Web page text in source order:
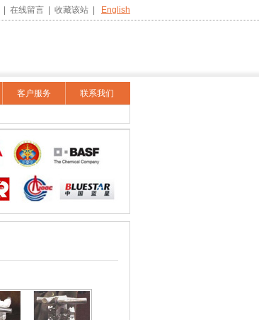
在线留言 收藏该站 English
客户服务 联系我们